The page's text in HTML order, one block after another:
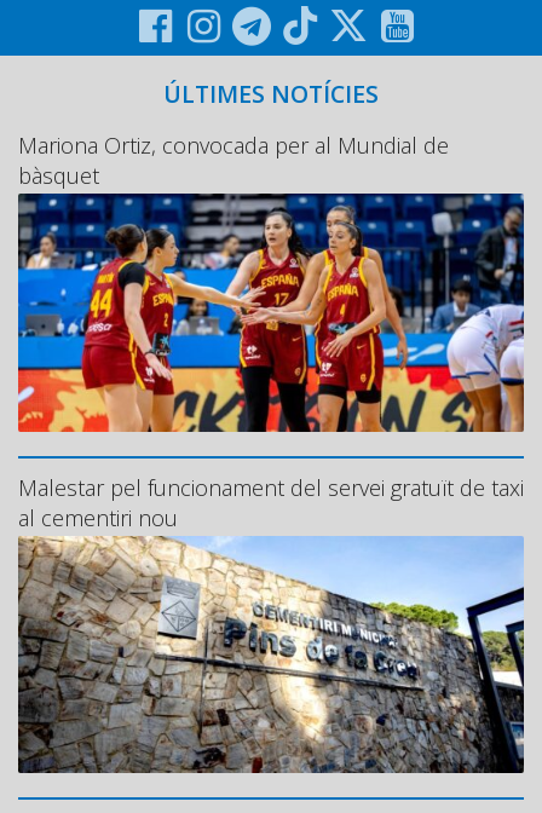
ÚLTIMES NOTÍCIES
Mariona Ortiz, convocada per al Mundial de
bàsquet
Malestar pel funcionament del servei gratuït de taxi
al cementiri nou